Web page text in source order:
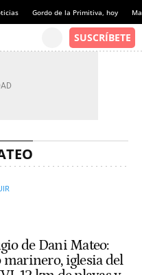
Gordo de la Primitiva, hoy
de Dani Mateo:
marinero, iglesia del